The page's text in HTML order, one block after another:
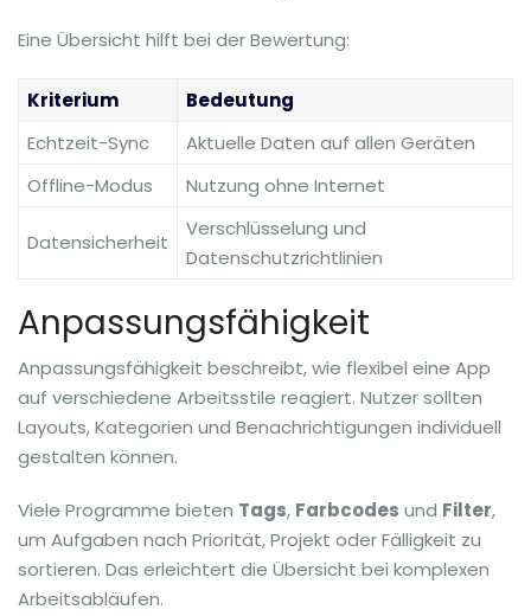
Eine Übersicht hilft bei der Bewertung:
Kriterium
Bedeutung
Echtzeit-Sync
Aktuelle Daten auf allen Geräten
Offline-Modus
Nutzung ohne Internet
Datensicherheit
Verschlüsselung und
Datenschutzrichtlinien
Anpassungsfähigkeit
Anpassungsfähigkeit beschreibt, wie flexibel eine App
auf verschiedene Arbeitsstile reagiert. Nutzer sollten
Layouts, Kategorien und Benachrichtigungen individuell
gestalten können.
Viele Programme bieten Tags, Farbcodes und Filter,
um Aufgaben nach Priorität, Projekt oder Fälligkeit zu
sortieren. Das erleichtert die Übersicht bei komplexen
Arbeitsabläufen.